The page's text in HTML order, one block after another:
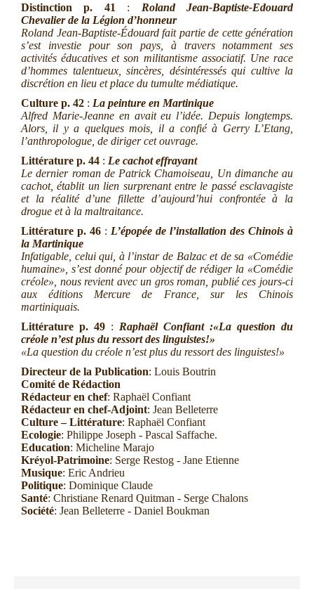
Distinctionp. 41 : Roland Jean-Baptiste-Edouard
Chevalier de la Légion d’honneur
Roland Jean-Baptiste-Édouard fait partie de cette génération
s’est investie pour son pays, à travers notamment ses
activités éducatives et son militantisme associatif. Une race
d’hommes talentueux, sincères, désintéressés qui cultive la
discrétion en lieu et place du tumulte médiatique.
Culture p. 42 : La peinture en Martinique
Alfred Marie-Jeanne en avait eu l’idée. Depuis longtemps.
Alors, il y a quelques mois, il a confié à Gerry L’Etang,
l’anthropologue, de diriger cet ouvrage.
Littérature p. 44 : Le cachot effrayant
Le dernier roman de Patrick Chamoiseau, Un dimanche au
cachot, établit un lien surprenant entre le passé esclavagiste
et la réalité d’une fillette d’aujourd’hui confrontée à la
drogue et à la maltraitance.
Littérature p. 46 : L’épopée de l’installation des Chinois à
la Martinique
Infatigable, celui qui, à l’instar de Balzac et de sa «Comédie
humaine», s’est donné pour objectif de rédiger la «Comédie
créole», nous revient avec un gros roman, publié ces jours-ci
aux éditions Mercure de France, sur les Chinois
martiniquais.
Littérature p. 49 : Raphaël Confiant :«La question du
créole n’est plus du ressort des linguistes!»
«La question du créole n’est plus du ressort des linguistes!»
Directeur de la Publication: Louis Boutrin
Comité de Rédaction
Rédacteur en chef: Raphaël Confiant
Rédacteur en chef-Adjoint: Jean Belleterre
Culture – Littérature: Raphaël Confiant
Ecologie: Philippe Joseph - Pascal Saffache.
Education: Micheline Marajo
Kréyol-Patrimoine: Serge Restog - Jane Etienne
Musique: Eric Andrieu
Politique: Dominique Claude
Santé: Christiane Renard Quitman - Serge Chalons
Société: Jean Belleterre - Daniel Boukman